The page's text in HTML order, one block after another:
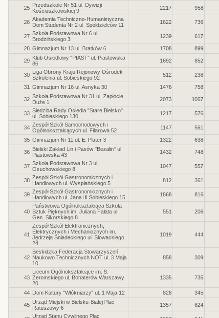
25 Przedszkole Nr 51 ul. Dywizji
Kościuszkowskiej 9
2217 958
26 Akademia Techniczno-Humanistyczna
Dom Studenta Nr 2 ul. Spółdzielców 11
1622 736
27 Szkoła Podstawowa Nr 6 ul.
Brodzińskiego 3
1239 617
28 Gimnazjum Nr 13 ul. Bratków 6 1708 899
29 Klub Osiedlowy "PIAST" ul. Piastowska
86
1692 852
30 Liga Obrony Kraju Rejonowy Ośrodek
Szkolenia ul. Sobieskiego 92
512 238
31 Gimnazjum Nr 16 ul. Asnyka 30 1476 758
32 Szkoła Podstawowa Nr 31 ul. Zapłocie
Duże 1
2073 1067
33 Siedziba Rady Osiedla "Stare Bielsko"
ul. Sobieskiego 130
1217 576
34 Zespół Szkół Samochodowych i
Ogólnokształcących ul. Filarowa 52
1147 561
35 Gimnazjum Nr 11 ul. E. Plater 3 1322 638
36 Bielski Zakład Lin i Pasów "Bezalin" ul.
Piastowska 43
1432 748
37 Szkoła Podstawowa Nr 3 ul.
Osuchowskiego 8
1047 557
38 Zespół Szkół Gastronomicznych i
Handlowych ul. Wyspiańskiego 5
812 361
39 Zespół Szkół Gastronomicznych i
Handlowych ul. Jana III Sobieskiego 15
1868 816
40
Państwowa Ogólnokształcąca Szkoła
Sztuk Pięknych im. Juliana Fałata ul.
Gen. Sikorskiego 8
551 206
41
Zespół Szkół Elektronicznych,
Elektrycznych i Mechanicznych im.
Jędrzeja Śniadeckiego ul. Słowackiego
24
1019 444
42
Beskidzka Federacja Stowarzyszeń
Naukowo Technicznych NOT ul. 3 Maja
10
858 309
43
Liceum Ogólnokształcące im. S.
Żeromskiego ul. Bohaterów Warszawy
20
1335 735
44 Dom Kultury "Włókniarzy" ul. 1 Maja 12 828 345
45 Urząd Miejski w Bielsku-Białej Plac
Ratuszowy 6
1357 624
Urząd Stanu Cywilnego Plac